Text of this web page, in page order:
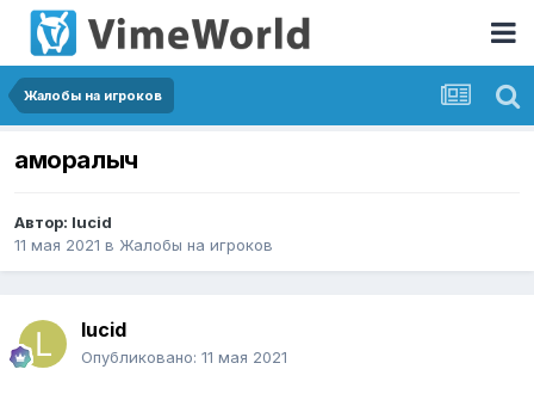
Жалобы на игроков
аморалыч
Автор: lucid
11 мая 2021 в Жалобы на игроков
lucid
Опубликовано: 11 мая 2021